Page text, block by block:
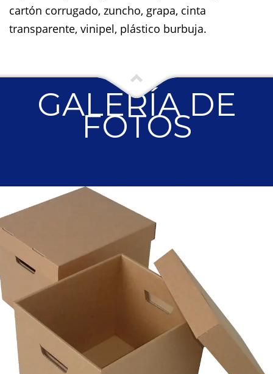
cartón corrugado, zuncho, grapa, cinta
transparente, vinipel, plástico burbuja.
GALERÍA DE
FOTOS